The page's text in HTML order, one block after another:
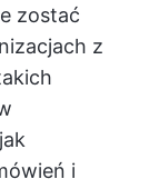
zostać
z
i